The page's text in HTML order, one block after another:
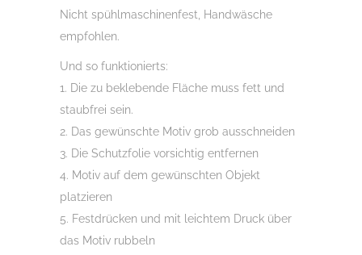
Nicht spühlmaschinenfest, Handwäsche
empfohlen.
Und so funktionierts:
1. Die zu beklebende Fläche muss fett und
staubfrei sein.
2. Das gewünschte Motiv grob ausschneiden
3. Die Schutzfolie vorsichtig entfernen
4. Motiv auf dem gewünschten Objekt
platzieren
5. Festdrücken und mit leichtem Druck über
das Motiv rubbeln